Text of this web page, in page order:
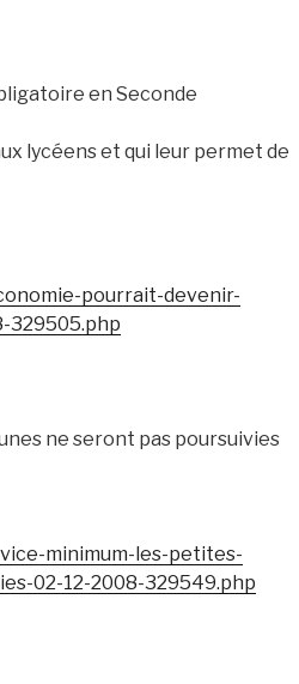
en Seconde
lycéens et qui leur permet de
pourrait-devenir-
329505.php
ne seront pas poursuivies
minimum-les-petites-
02-12-2008-329549.php